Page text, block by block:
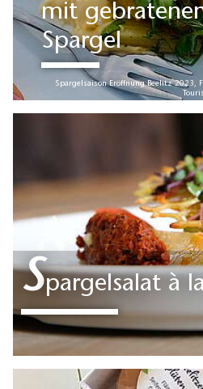
mit
Spargel
Spargelsaison Eröffnung Beelitz 2023,
Spargelsalat à